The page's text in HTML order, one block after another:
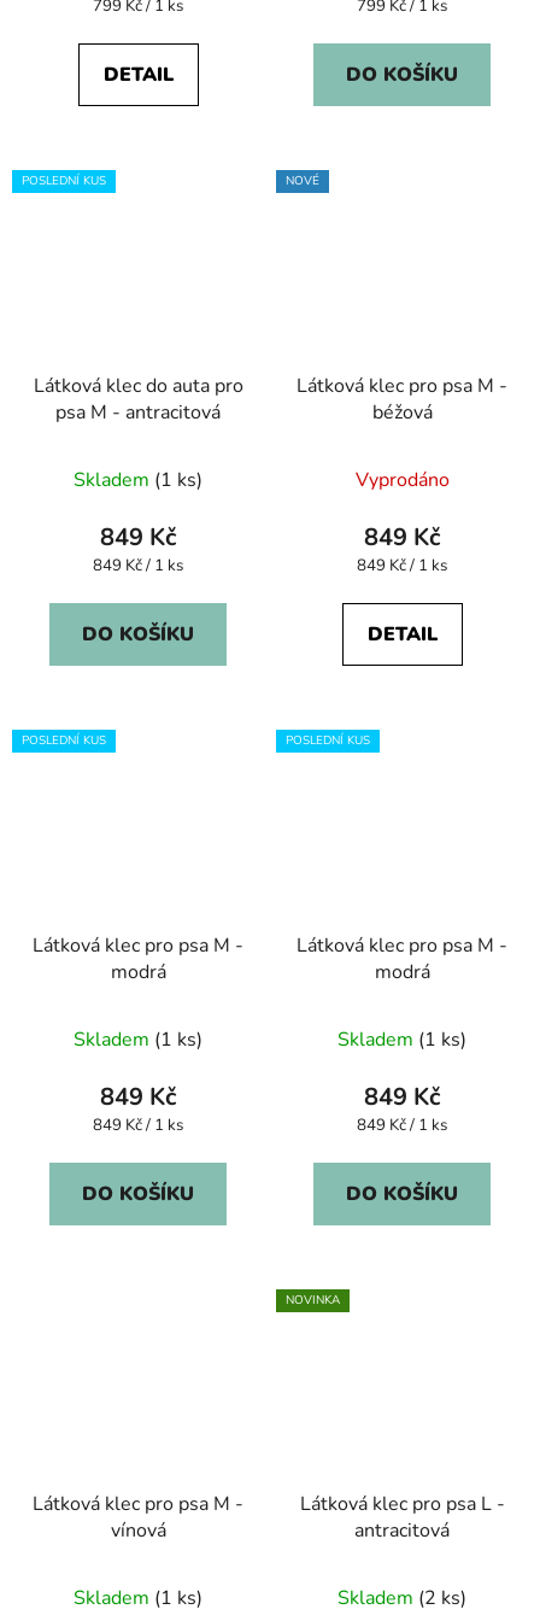
Měrná
799 Kč / 1 ks
DETAIL
Měrná
799 Kč / 1 ks
DO KOŠÍKU
POSLEDNÍ KUS
Látková klec do auta pro
psa M - antracitová
Skladem (1 ks)
849 Kč
Měrná
849 Kč / 1 ks
DO KOŠÍKU
NOVÉ
Látková klec pro psa M -
béžová
Vyprodáno
849 Kč
Měrná
849 Kč / 1 ks
DETAIL
POSLEDNÍ KUS
Látková klec pro psa M -
modrá
Skladem (1 ks)
849 Kč
Měrná
849 Kč / 1 ks
DO KOŠÍKU
POSLEDNÍ KUS
Látková klec pro psa M -
modrá
Skladem (1 ks)
849 Kč
Měrná
849 Kč / 1 ks
DO KOŠÍKU
Látková klec pro psa M -
vínová
Skladem (1 ks)
NOVINKA
Látková klec pro psa L -
antracitová
Skladem (2 ks)